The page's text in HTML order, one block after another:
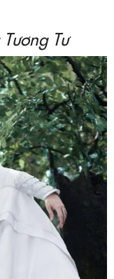
Tư